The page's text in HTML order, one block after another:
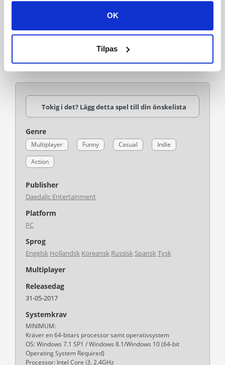
OK
Tilpas
tillsammans med ditt köp. Det är hur enkelt som helst!
Vad innehåller Witch It? Får jag samma innehåll som
Tokig i det? Lägg detta spel till din önskelista
Genre
Multiplayer Funny Casual
Indie
Action
Publisher
Daedalic Entertainment
Platform
PC
Sprog
Engelsk Hollandsk Koreansk Russisk Spansk Tysk
Multiplayer
Releasedag
31-05-2017
Systemkrav
MINIMUM:
Kräver en 64-bitars processor samt operativsystem
OS: Windows 7.1 SP1 / Windows 8.1/Windows 10 (64-bit
Operating System Required)
Processor: Intel Core i3, 2.4GHz